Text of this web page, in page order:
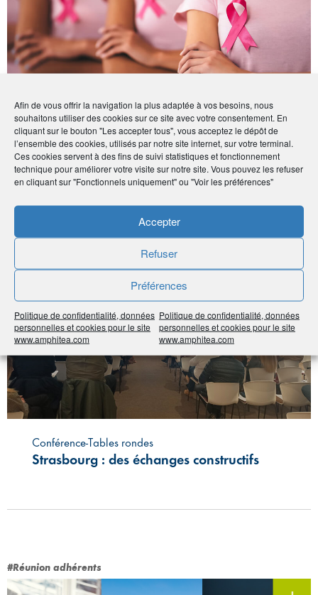
Afin de vous offrir la navigation la plus adaptée à vos besoins, nous
souhaitons utiliser des cookies sur ce site avec votre consentement. En
cliquant sur le bouton "Les accepter tous", vous acceptez le dépôt de
l’ensemble des cookies, utilisés par notre site internet, sur votre terminal.
Ces cookies servent à des fins de suivi statistiques et fonctionnement
technique pour améliorer votre visite sur notre site. Vous pouvez les refuser
en cliquant sur "Fonctionnels uniquement" ou "Voir les préférences"
Accepter
Refuser
Préférences
Politique de confidentialité, données
personnelles et cookies pour le site
www.amphitea.com
Politique de confidentialité, données
personnelles et cookies pour le site
www.amphitea.com
Octobre Rose en Alsace
Cancer du sein : un mois pour sensibiliser
!
Conférence-Tables rondes
Strasbourg : des échanges constructifs
#Réunion adhérents